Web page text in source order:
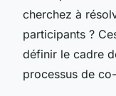
cherchez à
participants ?
définir le cadre
processus de